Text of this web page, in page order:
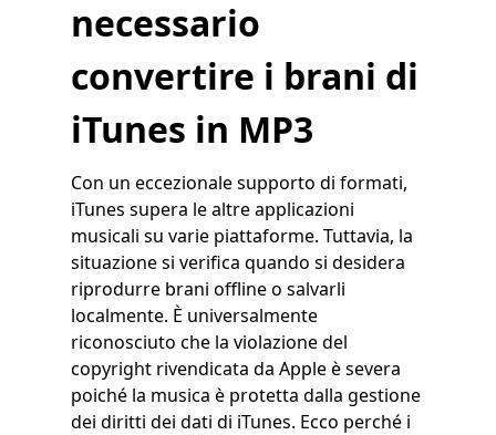
necessario
convertire i brani di
iTunes in MP3
Con un eccezionale supporto di formati,
iTunes supera le altre applicazioni
musicali su varie piattaforme. Tuttavia, la
situazione si verifica quando si desidera
riprodurre brani offline o salvarli
localmente. È universalmente
riconosciuto che la violazione del
copyright rivendicata da Apple è severa
poiché la musica è protetta dalla gestione
dei diritti dei dati di iTunes. Ecco perché i